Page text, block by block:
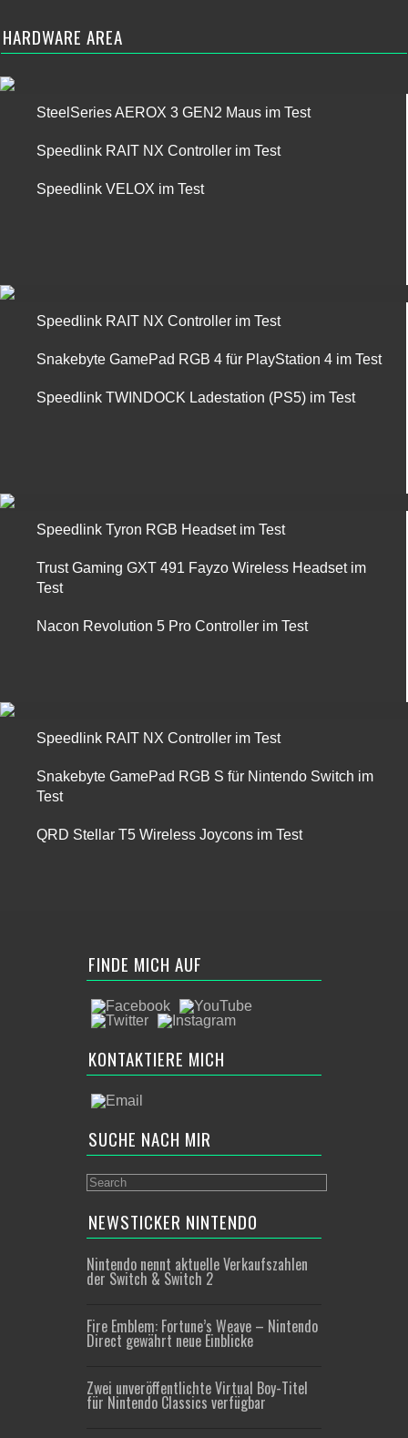
HARDWARE AREA
SteelSeries AEROX 3 GEN2 Maus im Test
Speedlink RAIT NX Controller im Test
Speedlink VELOX im Test
Speedlink RAIT NX Controller im Test
Snakebyte GamePad RGB 4 für PlayStation 4 im Test
Speedlink TWINDOCK Ladestation (PS5) im Test
Speedlink Tyron RGB Headset im Test
Trust Gaming GXT 491 Fayzo Wireless Headset im
Test
Nacon Revolution 5 Pro Controller im Test
Speedlink RAIT NX Controller im Test
Snakebyte GamePad RGB S für Nintendo Switch im
Test
QRD Stellar T5 Wireless Joycons im Test
FINDE MICH AUF
KONTAKTIERE MICH
SUCHE NACH MIR
NEWSTICKER NINTENDO
Nintendo nennt aktuelle Verkaufszahlen
der Switch & Switch 2
Fire Emblem: Fortune’s Weave – Nintendo
Direct gewährt neue Einblicke
Zwei unveröffentlichte Virtual Boy-Titel
für Nintendo Classics verfügbar